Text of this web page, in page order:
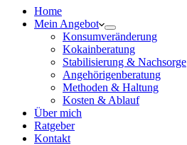
Home
Mein Angebot
Konsumveränderung
Kokainberatung
Stabilisierung & Nachsorge
Angehörigenberatung
Methoden & Haltung
Kosten & Ablauf
Über mich
Ratgeber
Kontakt